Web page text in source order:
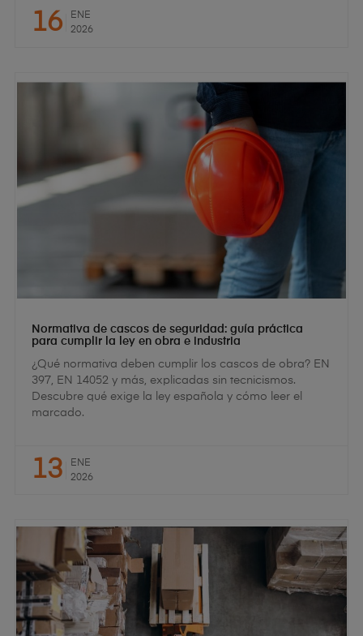
16
ENE
2026
Normativa de cascos de seguridad: guía práctica
para cumplir la ley en obra e industria
¿Qué normativa deben cumplir los cascos de obra? EN
397, EN 14052 y más, explicadas sin tecnicismos.
Descubre qué exige la ley española y cómo leer el
marcado.
13
ENE
2026